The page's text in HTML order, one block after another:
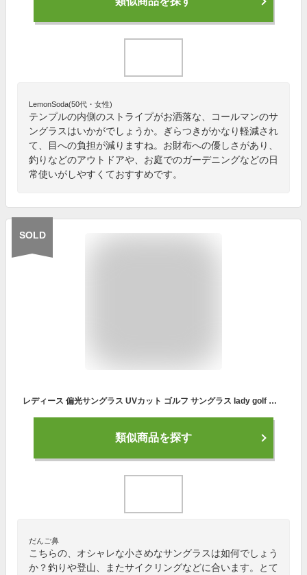
LemonSoda(50代・女性)
テンプルの内側のストライプがお洒落な、コールマンのサ
ングラスはいかがでしょうか。ぎらつきがかなり軽減され
て、目への負担が減りますね。お財布への優しさがあり、
釣りなどのアウトドアや、お庭でのガーデニングなどの日
常使いがしやすくておすすめです。
SOLD
レディース 偏光サングラス UVカット ゴルフ サングラス lady golf 偏光 スポーツサングラス レディース 女性用 [ ゴルフ ランニング 自転車 釣り 登山に オススメ ] 母の日ギフト プレゼントにも 人気
類似商品を探す
だんご鼻
こちらの、オシャレな小さめなサングラスは如何でしょう
か？釣りや登山、またサイクリングなどに合います。とて